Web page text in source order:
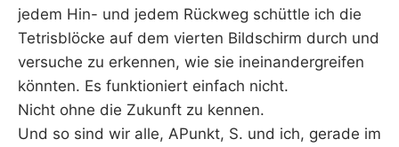
jedem Hin- und jedem Rückweg schüttle ich die
Tetrisblöcke auf dem vierten Bildschirm durch und
versuche zu erkennen, wie sie ineinandergreifen
könnten. Es funktioniert einfach nicht.
Nicht ohne die Zukunft zu kennen.
Und so sind wir alle, APunkt, S. und ich, gerade im